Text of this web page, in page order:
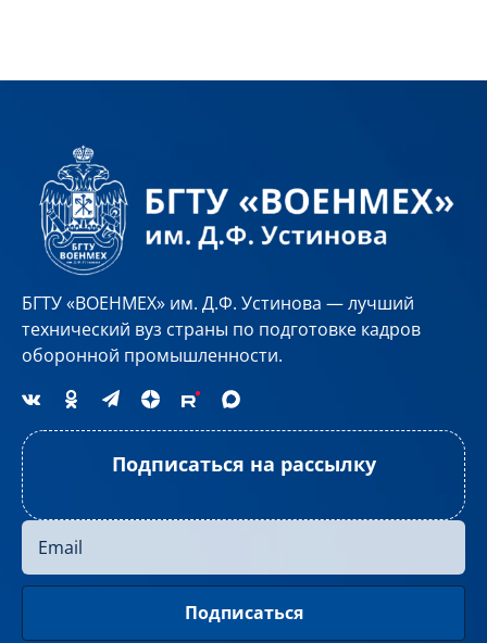
БГТУ «ВОЕНМЕХ» им. Д.Ф. Устинова — лучший
технический вуз страны по подготовке кадров
оборонной промышленности.
Подписаться на рассылку